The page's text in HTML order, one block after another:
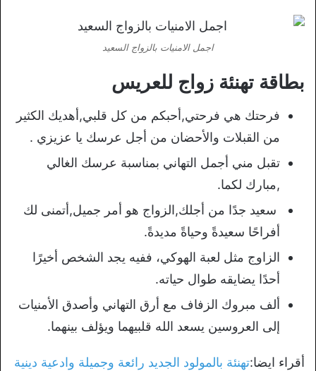
اجمل الامنيات بالزواج السعيد
بطاقة تهنئة زواج للعريس
فرحتك هي فرحتي,أحبكم من كل قلبي,أهديك الكثير
من القبلات والأحضان من أجل عرسك يا عزيزي .
تقبل مني أجمل التهاني بمناسبة عرسك الغالي
,مبارك لكما.
سعيد جدًا من أجلك,الزواج هو أمر جميل,أتمنى لك
أفراحًا سعيدةً وحياةً مديدةً.
الزاوج مثل لعبة الهوكي، ففيه يجد الشخص أخيرًا
أحدًا يضايقه طوال حياته.
ألف مبروك الزفاف مع أرق التهاني وأصدق الأمنيات
إلى العروسين يسعد الله قلبيهما ويؤلف بينهما.
أقراء ايضا:تهنئة بالمولود الجديد رائعة وجميلة وادعية دينية